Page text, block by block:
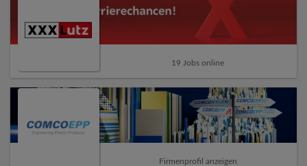
19 Jobs online
Firmenprofil anzeigen